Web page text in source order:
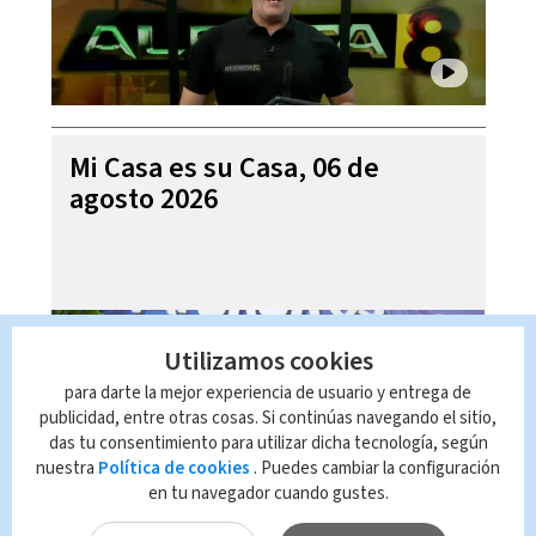
Mi Casa es su Casa, 06 de
agosto 2026
Utilizamos cookies
para darte la mejor experiencia de usuario y entrega de
publicidad, entre otras cosas. Si continúas navegando el sitio,
das tu consentimiento para utilizar dicha tecnología, según
nuestra Política de cookies . Puedes cambiar la configuración
en tu navegador cuando gustes.